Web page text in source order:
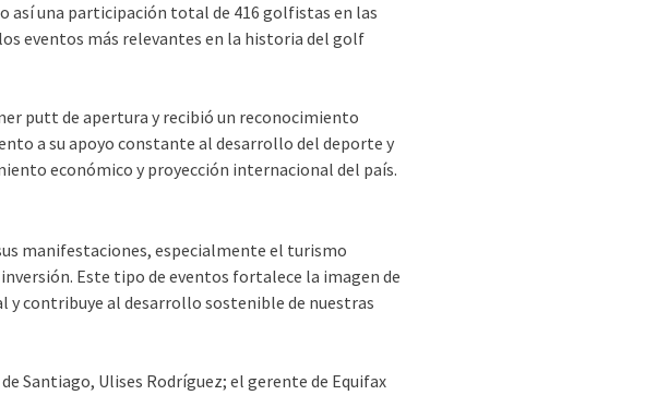
así una participación total de 416 golfistas en las
eventos más relevantes en la historia del golf
putt de apertura y recibió un reconocimiento
a su apoyo constante al desarrollo del deporte y
económico y proyección internacional del país.
manifestaciones, especialmente el turismo
Este tipo de eventos fortalece la imagen de
y contribuye al desarrollo sostenible de nuestras
Santiago, Ulises Rodríguez; el gerente de Equifax